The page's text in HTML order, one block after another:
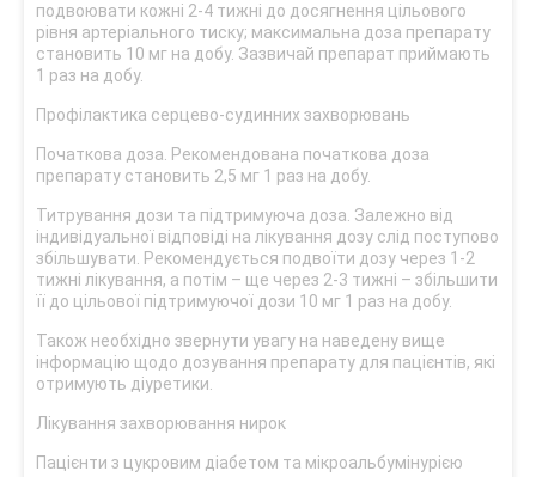
подвоювати кожні 2-4 тижні до досягнення цільового
рівня артеріального тиску; максимальна доза препарату
становить 10 мг на добу. Зазвичай препарат приймають
1 раз на добу.
Профілактика серцево-судинних захворювань
Початкова доза. Рекомендована початкова доза
препарату становить 2,5 мг 1 раз на добу.
Титрування дози та підтримуюча доза. Залежно від
індивідуальної відповіді на лікування дозу слід поступово
збільшувати. Рекомендується подвоїти дозу через 1-2
тижні лікування, а потім – ще через 2-3 тижні – збільшити
її до цільової підтримуючої дози 10 мг 1 раз на добу.
Також необхідно звернути увагу на наведену вище
інформацію щодо дозування препарату для пацієнтів, які
отримують діуретики.
Лікування захворювання нирок
Пацієнти з цукровим діабетом та мікроальбумінурією